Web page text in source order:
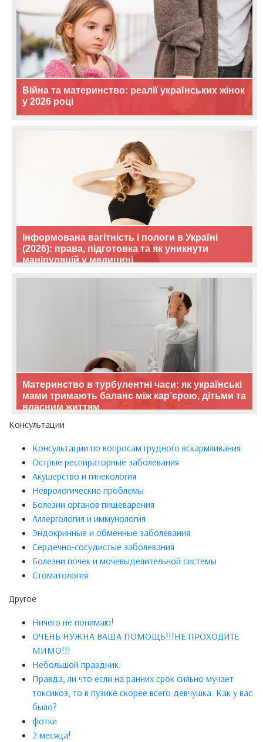
Війна та материнство: реалії українських жінок
у 2026 році
Інформована вагітність і пологи в Україні
(2026): права, підготовка та як уникнути
маніпуляцій у медицині
Материнство в турбулентні часи: як українські
мами тримають баланс між кар’єрою, дітьми та
власним життям
Консультации
Консультации по вопросам грудного вскармливания
Острые респираторные заболевания
Акушерство и гинекология
Неврологические проблемы
Болезни органов пищеварения
Аллергология и иммунология
Эндокринные и обменные заболевания
Сердечно-сосудистые заболевания
Болезни почек и мочевыделительной системы
Стоматология
Другое
Ничего не понимаю!
ОЧЕНЬ НУЖНА ВАША ПОМОЩЬ!!!НЕ ПРОХОДИТЕ
МИМО!!!
Небольшой праздник.
Правда, ли что если на ранних срок сильно мучает
токсикоз, то в пузике скорее всего девчушка. Как у вас
было?
фотки
2 месяца!